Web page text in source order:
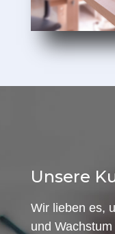
Unsere
Wir lieben es,
und